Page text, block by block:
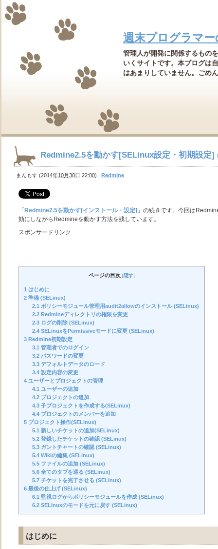
週末プログラマ
管理人が開発に関係するもの
いくサイトです。本ブログは
はあまりしていません。ごめ
Redmine2.5を動かす[SELinux設定・初期設定]
まんもす (2014年10月30日 22:00) | Redmine
「 Redmine2.5を動かす[インストール・設定] 」の続きです。今回は
効にしながらRedmineを動かす方法を残しています。
スポンサードリンク
ページの目次 [隠す]
1 はじめに
2 準備 (SELinux)
2.1 ポリシーモジュール管理用audit2allowのインストール (SELinux)
2.2 Redmineディレクトリの権限を変更
2.3 ログの削除 (SELinux)
2.4 SELinuxをPermissiveモードに変更 (SELinux)
3 Redmine初期設定
3.1 管理者でのログイン
3.2 パスワードの変更
3.3 デフォルトデータのロード
3.4 設定内容の変更
4 ユーザーとプロジェクトの管理
4.1 ユーザーの追加
4.2 プロジェクトの追加
4.3 子プロジェクトを作成する(SELinux)
4.4 プロジェクトのメンバーを追加
5 プロジェクト操作(SELinux)
5.1 新しいチケットの追加(SELinux)
5.2 登録したチケットの確認 (SELinux)
5.3 ガントチャートの確認 (SELinux)
5.4 Wikiの編集 (SELinux)
5.5 ファイルの追加 (SELinux)
5.6 全てのタブを巡る (SELinux)
5.7 チケットを完了させる (SELinux)
6 最後の仕上げ (SELinux)
6.1 監視ログからポリシーモジュールを作成 (SELinux)
6.2 SELinuxのモードを元に戻す (SELinux)
はじめに